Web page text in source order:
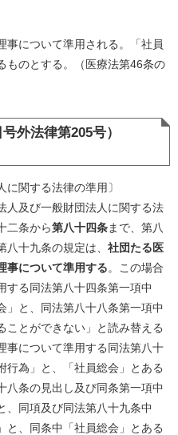
事について準用される。「社員
ものとする。（医療法第46条の
外法律第205号）
に関する法律の準用〕
及び一般財団法人に関する法
二条から第八十四条まで、第八
十九条の規定は、 社団たる医
事について準用する。この場合
する同法第八十四条第一項中
」と、同法第八十八条第一項中
ことができない」と読み替える
事について準用する同法第八十
行為」と、「社員総会」とある
八条の見出し及び同条第一項中
、同項及び同法第八十九条中
と、同条中「社員総会」とある